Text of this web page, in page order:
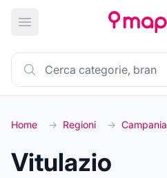
Apri menu principale
Home → Regioni → Campania
Vitulazio